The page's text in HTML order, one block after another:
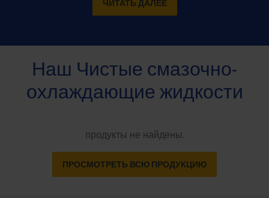
ЧИТАТЬ ДАЛЕЕ
Наш Чистые смазочно-
охлаждающие жидкости
продукты не найдены.
ПРОСМОТРЕТЬ ВСЮ ПРОДУКЦИЮ